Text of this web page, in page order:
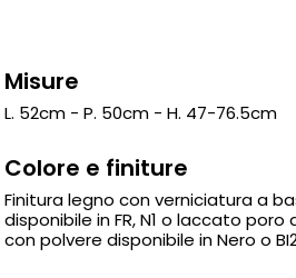
Misure
L. 52cm - P. 50cm - H. 47-76.5cm
Colore e finiture
Finitura legno con verniciatura a
disponibile in FR, N1 o laccato
con polvere disponibile in Nero o